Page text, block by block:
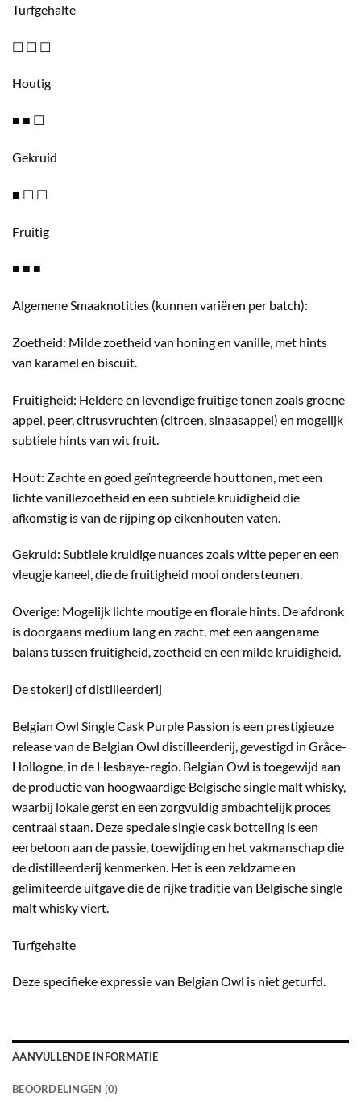
Turfgehalte
☐ ☐ ☐
Houtig
■ ■ ☐
Gekruid
■ ☐ ☐
Fruitig
■ ■ ■
Algemene Smaaknotities (kunnen variëren per batch):
Zoetheid: Milde zoetheid van honing en vanille, met hints
van karamel en biscuit.
Fruitigheid: Heldere en levendige fruitige tonen zoals groene
appel, peer, citrusvruchten (citroen, sinaasappel) en mogelijk
subtiele hints van wit fruit.
Hout: Zachte en goed geïntegreerde houttonen, met een
lichte vanillezoetheid en een subtiele kruidigheid die
afkomstig is van de rijping op eikenhouten vaten.
Gekruid: Subtiele kruidige nuances zoals witte peper en een
vleugje kaneel, die de fruitigheid mooi ondersteunen.
Overige: Mogelijk lichte moutige en florale hints. De afdronk
is doorgaans medium lang en zacht, met een aangename
balans tussen fruitigheid, zoetheid en een milde kruidigheid.
De stokerij of distilleerderij
Belgian Owl Single Cask Purple Passion is een prestigieuze
release van de Belgian Owl distilleerderij, gevestigd in Grâce-
Hollogne, in de Hesbaye-regio. Belgian Owl is toegewijd aan
de productie van hoogwaardige Belgische single malt whisky,
waarbij lokale gerst en een zorgvuldig ambachtelijk proces
centraal staan. Deze speciale single cask botteling is een
eerbetoon aan de passie, toewijding en het vakmanschap die
de distilleerderij kenmerken. Het is een zeldzame en
gelimiteerde uitgave die de rijke traditie van Belgische single
malt whisky viert.
Turfgehalte
Deze specifieke expressie van Belgian Owl is niet geturfd.
AANVULLENDE INFORMATIE
BEOORDELINGEN (0)